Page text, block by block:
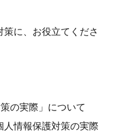
に、お役立てくださ
の実際」について
情報保護対策の実際